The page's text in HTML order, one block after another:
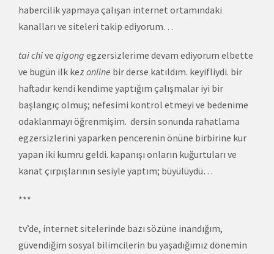
habercilik yapmaya çalışan internet ortamındaki
kanalları ve siteleri takip ediyorum…
tai chive qigong egzersizlerime devam ediyorum elbette
ve bugün ilk kez online bir derse katıldım. keyifliydi. bir
haftadır kendi kendime yaptığım çalışmalar iyi bir
başlangıç olmuş; nefesimi kontrol etmeyi ve bedenime
odaklanmayı öğrenmişim. dersin sonunda rahatlama
egzersizlerini yaparken pencerenin önüne birbirine kur
yapan iki kumru geldi. kapanışı onların kuğurtuları ve
kanat çırpışlarının sesiyle yaptım; büyülüydü…
***
tv’de, internet sitelerinde bazı sözüne inandığım,
güvendiğim sosyal bilimcilerin bu yaşadığımız dönemin